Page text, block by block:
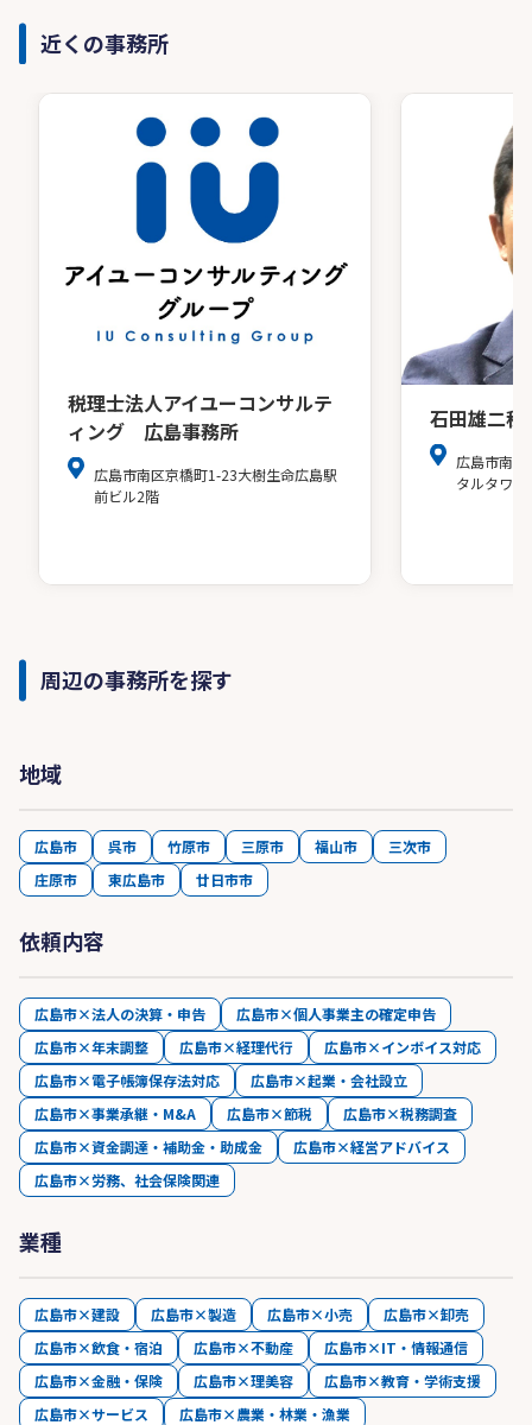
近くの事務所
税理士法人アイユーコンサルテ
ィング 広島事務所
広島市南区京橋町1-23大樹生命広島駅
前ビル2階
石田雄二税
広島市南
タルタワー
周辺の事務所を探す
地域
広島市 呉市 竹原市 三原市 福山市
三次市
庄原市
東広島市 廿日市市
依頼内容
広島市×法人の決算・申告
広島市×個人事業主の確定申告
広島市×年末調整
広島市×経理代行
広島市×インボイス対応
広島市×電子帳簿保存法対応
広島市×起業・会社設立
広島市×事業承継・M&A
広島市×節税
広島市×税務調査
広島市×資金調達・補助金・助成金
広島市×経営アドバイス
広島市×労務、社会保険関連
業種
広島市×建設 広島市×製造 広島市×小売
広島市×卸売
広島市×飲食・宿泊
広島市×不動産
広島市×IT・情報通信
広島市×金融・保険
広島市×理美容
広島市×教育・学術支援
広島市×サービス
広島市×農業・林業・漁業